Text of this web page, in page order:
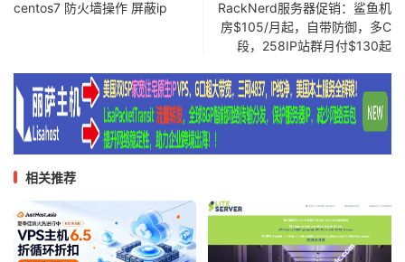
centos7 防火墙操作 屏蔽ip
RackNerd服务器促销：鲨鱼机
房$105/月起，自带防御，多C
段，258IP站群月付$130起
相关推荐